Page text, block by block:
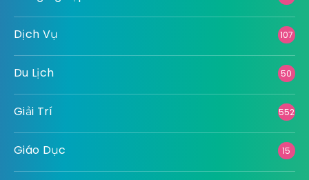
Dịch Vụ 107
Du Lịch 50
Giải Trí 552
Giáo Dục 15